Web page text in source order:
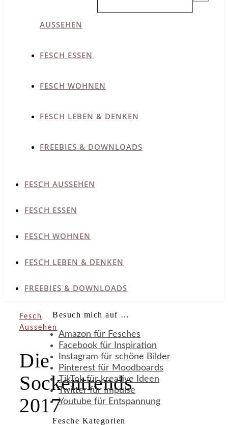
AUSSEHEN
FESCH ESSEN
FESCH WOHNEN
FESCH LEBEN & DENKEN
FREEBIES & DOWNLOADS
FESCH AUSSEHEN
FESCH ESSEN
FESCH WOHNEN
FESCH LEBEN & DENKEN
FREEBIES & DOWNLOADS
Fesch
Aussehen
Die
Sockentrends
2017
Besuch mich auf …
Amazon für Fesches
Facebook für Inspiration
Instagram für schöne Bilder
Pinterest für Moodboards
TikTok für kreative Ideen
Twitter für Impulse
Youtube für Entspannung
Fesche Kategorien